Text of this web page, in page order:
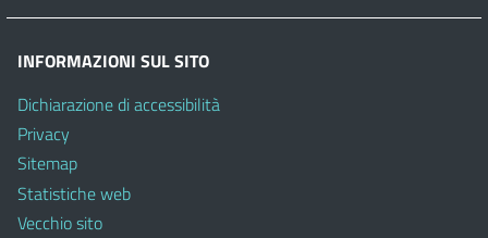
INFORMAZIONI SUL SITO
Dichiarazione di accessibilità
Privacy
Sitemap
Statistiche web
Vecchio sito